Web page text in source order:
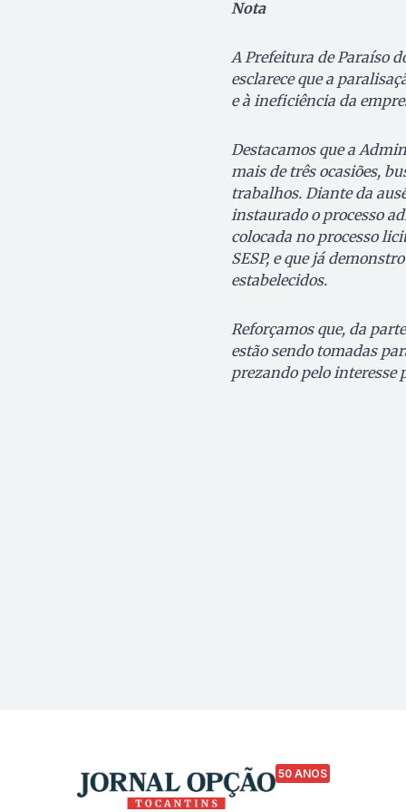
Nota
A Prefeitura de Paraíso
esclarece que a
e à ineficiência da
Destacamos que a
mais de três ocasiões,
trabalhos. Diante da
instaurado o processo
colocada no processo
SESP, e que já
estabelecidos.
Reforçamos que, da
estão sendo tomadas
prezando pelo interesse
50 ANOS